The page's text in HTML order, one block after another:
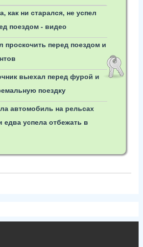
как ни старался, не успел
поездом - видео
проскочить перед поездом и
выехал перед фурой и
поездку
автомобиль на рельсах
едва успела отбежать в